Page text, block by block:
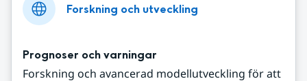
Forskning och utveckling
Prognoser och varningar
Forskning och avancerad modellutveckling för att